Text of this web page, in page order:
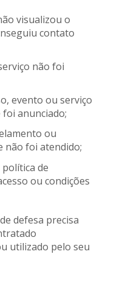
visualizou o
contato
não foi
evento ou serviço
anunciado;
ou
não foi atendido;
de
ou condições
defesa precisa
utilizado pelo seu